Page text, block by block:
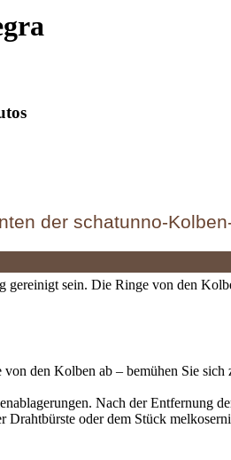
der schatunno-
sein. Die Ringe von den
den Kolben ab – bemühen Sie sich
Nach der Entfernung
Drahtbürste oder dem Stück